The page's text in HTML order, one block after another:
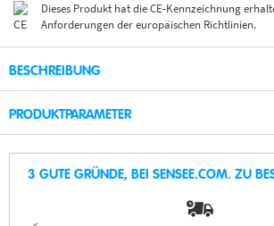
BESCHREIBUNG
PRODUKTPARAMETER
Dieses Produkt hat die CE-Kennzeichnung
Anforderungen der europäischen Richtlinien.
3 GUTE GRÜNDE, BEI SENSEE.COM. ZU